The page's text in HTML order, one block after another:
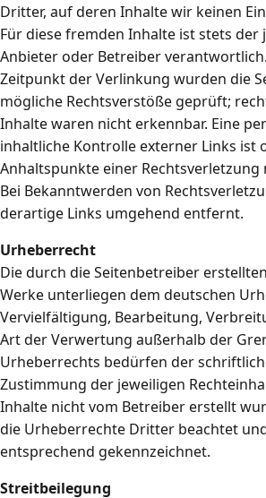
Dritter, auf deren Inhalte wir keinen
Für diese fremden Inhalte ist stets der
Anbieter oder Betreiber
Zeitpunkt der Verlinkung wurden die
mögliche Rechtsverstöße geprüft;
Inhalte waren nicht erkennbar. Eine
inhaltliche Kontrolle externer Links ist
Anhaltspunkte einer Rechtsverletzung
Bei Bekanntwerden von
derartige Links umgehend entfernt.
Urheberrecht
Die durch die Seitenbetreiber
Werke unterliegen dem deutschen
Vervielfältigung, Bearbeitung,
Art der Verwertung außerhalb der
Urheberrechts bedürfen der
Zustimmung der jeweiligen
Inhalte nicht vom Betreiber erstellt
die Urheberrechte Dritter beachtet
entsprechend gekennzeichnet.
Streitbeilegung